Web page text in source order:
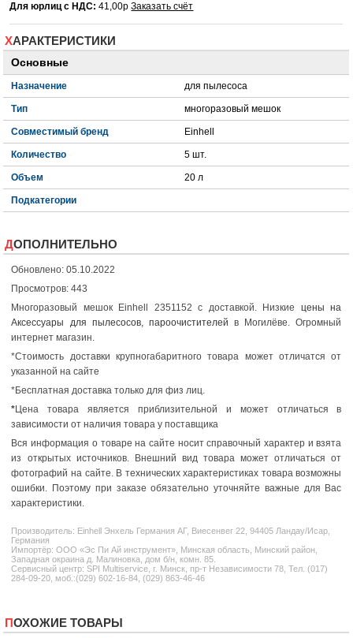
Для юрлиц с НДС: 41,00рЗаказать счёт
ХАРАКТЕРИСТИКИ
Основные
Назначение для пылесоса
Тип многоразовый мешок
Совместимый бренд Einhell
Количество 5 шт.
Объем 20 л
Подкатегории
ДОПОЛНИТЕЛЬНО
Обновлено: 05.10.2022
Просмотров: 443
Многоразовый мешок Einhell 2351152 с доставкой. Низкие цены на
Аксессуары для пылесосов, пароочистителей в Могилёве. Огромный
интернет магазин.
*Стоимость доставки крупногабаритного товара может отличатся от
указанной на сайте
*Бесплатная доставка только для физ лиц.
*Цена товара является приблизительной и может отличаться в
зависимости от наличия товара у поставщика
Вся информация о товаре на сайте носит справочный характер и взята
из открытых источников. Внешний вид товара может отличаться от
фотографий на сайте. В технических характеристиках товара возможны
ошибки. Поэтому при заказе обязательно уточняйте важные для Вас
характеристики.
Производитель: Einhell Энхель Германия АГ, Виесенвег 22, 94405 Ландау/Исар,
Германия
Импортёр: ООО «Эс Пи Ай инструмент», Минская область, Минский район,
Западная окраина д. Малиновка, дом б/н, комн. 85.
Сервисный центр: SPI Multiservice, г. Минск, пр-т Независимости 78, Тел. (017)
284-09-20, моб.:(029) 602-16-84, (029) 863-46-46
ПОХОЖИЕ ТОВАРЫ